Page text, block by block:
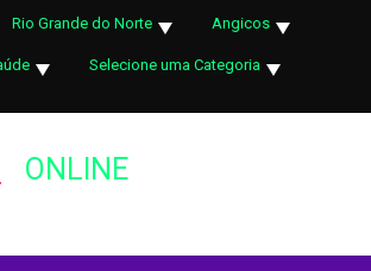
Rio Grande do Norte Angicos
Selecione uma Categoria
ONLINE